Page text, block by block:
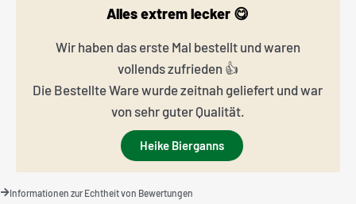
Alles extrem lecker 😋
Wir haben das erste Mal bestellt und waren
vollends zufrieden 👍
Die Bestellte Ware wurde zeitnah geliefert und war
von sehr guter Qualität.
Heike Bierganns
Informationen zur Echtheit von Bewertungen